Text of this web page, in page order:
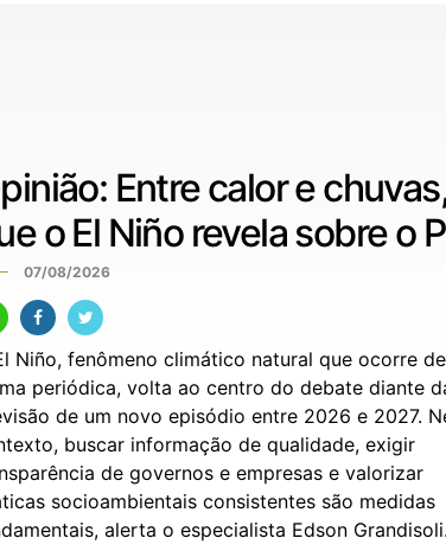
Entre calor e
o El Niño revela sobre o
07/08/2026
Niño, fenômeno climático natural que ocorre de
periódica, volta ao centro do debate diante
de um novo episódio entre 2026 e 2027.
buscar informação de qualidade, exigir
de governos e empresas e valorizar
socioambientais consistentes são medidas
alerta o especialista Edson